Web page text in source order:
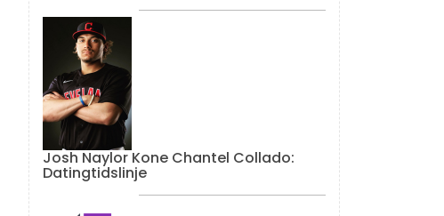
Josh Naylor Kone Chantel Collado:
Datingtidslinje